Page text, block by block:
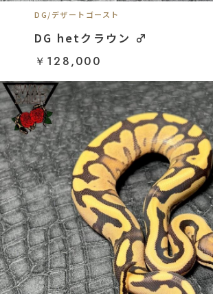
DG/デザートゴースト
DG hetクラウン ♂
￥128,000